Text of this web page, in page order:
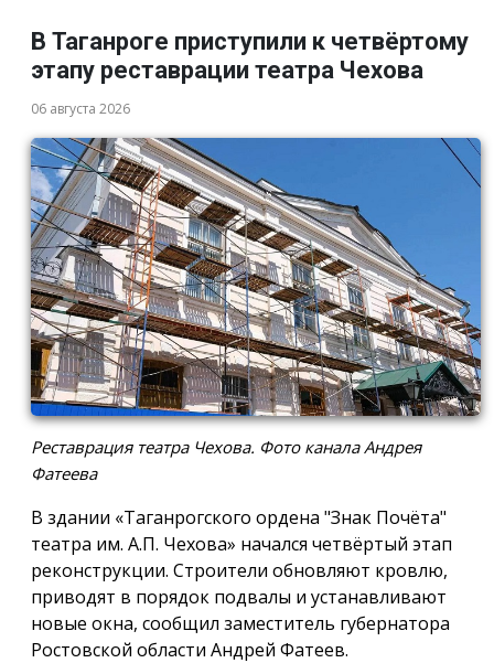
В Таганроге приступили к четвёртому
этапу реставрации театра Чехова
06 августа 2026
Реставрация театра Чехова. Фото канала Андрея
Фатеева
В здании «Таганрогского ордена "Знак Почёта"
театра им. А.П. Чехова» начался четвёртый этап
реконструкции. Строители обновляют кровлю,
приводят в порядок подвалы и устанавливают
новые окна, сообщил заместитель губернатора
Ростовской области Андрей Фатеев.